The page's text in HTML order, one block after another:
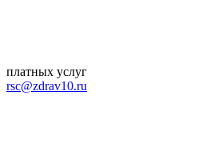
платных услуг
rsc@zdrav10.ru